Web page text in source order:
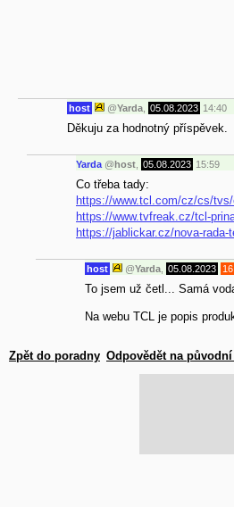
host @Yarda 05.08.2023 14:40
Děkuju za hodnotný příspěvek.
Yarda @host 05.08.2023 15:59
Co třeba tady:
https://www.tcl.com/cz/cs/
https://www.tvfreak.cz/tcl-
https://jablickar.cz/nova-rada-
host @Yarda 05.08.2023
To jsem už četl... Samá
Na webu TCL je popis
Zpět do poradny Odpovědět na